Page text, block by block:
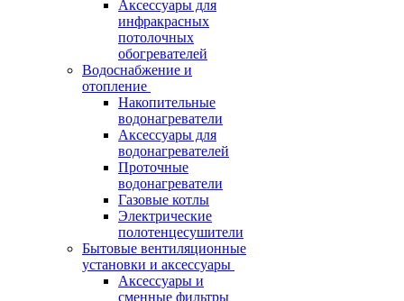
Аксессуары для
инфракрасных
потолочных
обогревателей
Водоснабжение и
отопление
Накопительные
водонагреватели
Аксессуары для
водонагревателей
Проточные
водонагреватели
Газовые котлы
Электрические
полотенцесушители
Бытовые вентиляционные
установки и аксессуары
Аксессуары и
сменные фильтры